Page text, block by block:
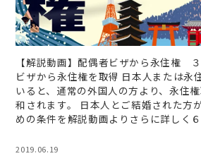
【解説動画】配偶者ビザから永住権 ３つ
ビザから永住権を取得 日本人または永
いると、通常の外国人の方より、永住
和されます。 日本人とご結婚された方
めの条件を解説動画よりさらに詳しく
2019.06.19